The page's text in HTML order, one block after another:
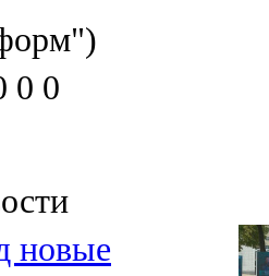
0 0
новые